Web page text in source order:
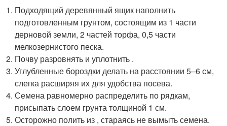
Подходящий деревянный ящик наполнить
подготовленным грунтом, состоящим из 1 части
дерновой земли, 2 частей торфа, 0,5 части
мелкозернистого песка.
Почву разровнять и уплотнить .
Углубленные бороздки делать на расстоянии 5–6 см,
слегка расширяя их для удобства посева.
Семена равномерно распределить по рядкам,
присыпать слоем грунта толщиной 1 см.
Осторожно полить из , стараясь не вымыть семена.